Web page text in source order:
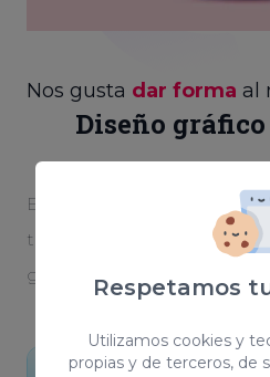
Respetamos
Utilizamos cookies y
propias y de terceros, de
Nos gusta dar forma al
Diseño
El diseño es la primera
tu proyecto. Somos una
gráfico que da forma a tus